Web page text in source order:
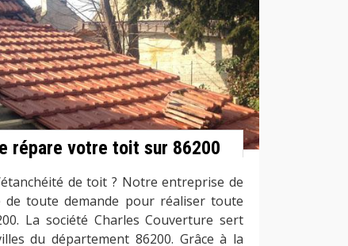
répare votre toit sur 86200
de toit ? Notre entreprise de
de toute demande pour réaliser toute
La société Charles Couverture sert
du département 86200. Grâce à la